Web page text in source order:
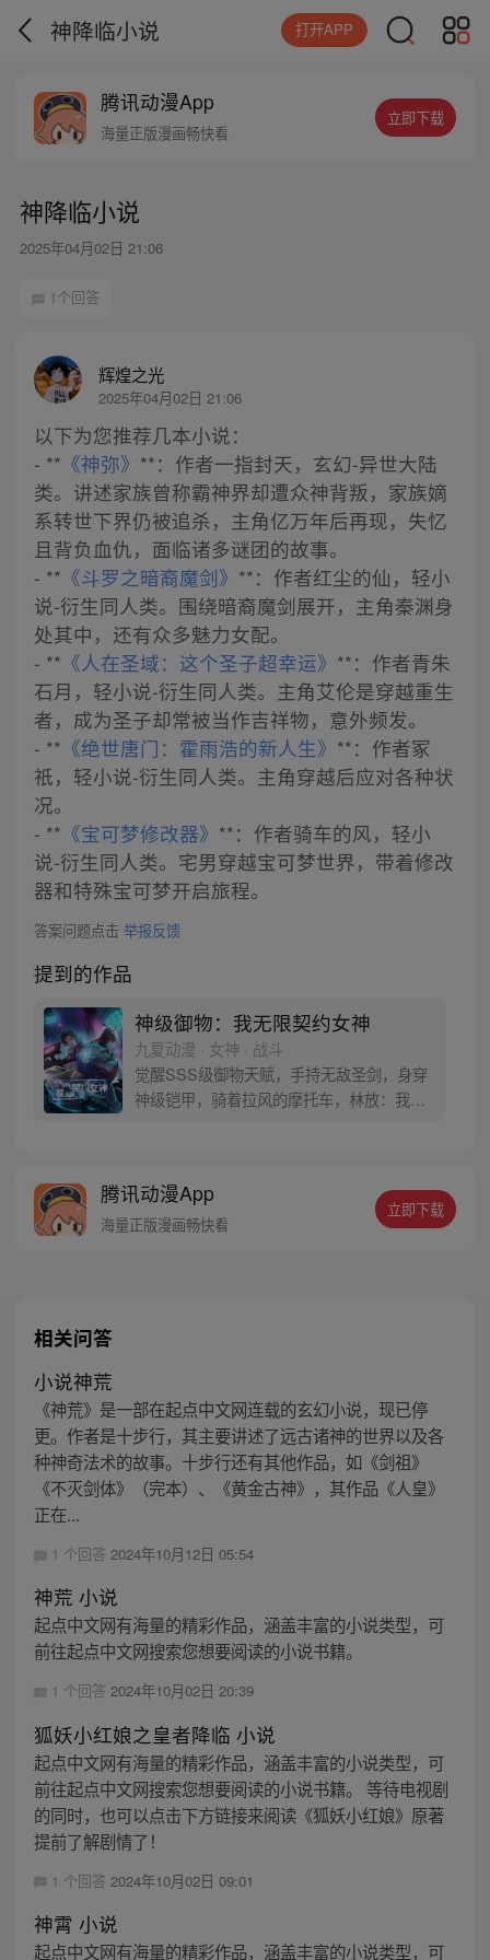
神降临小说 打开APP
腾讯动漫App
海量正版漫画畅快看
立即下载
神降临小说
2025年04月02日 21:06
1个回答
辉煌之光
2025年04月02日 21:06
以下为您推荐几本小说：
- ** 《神弥》 **：作者一指封天，玄幻-异世大陆
类。讲述家族曾称霸神界却遭众神背叛，家族嫡
系转世下界仍被追杀，主角亿万年后再现，失忆
且背负血仇，面临诸多谜团的故事。
- ** 《斗罗之暗裔魔剑》 **：作者红尘的仙，轻小
说-衍生同人类。围绕暗裔魔剑展开，主角秦渊身
处其中，还有众多魅力女配。
- ** 《人在圣域：这个圣子超幸运》 **：作者青朱
石月，轻小说-衍生同人类。主角艾伦是穿越重生
者，成为圣子却常被当作吉祥物，意外频发。
- ** 《绝世唐门：霍雨浩的新人生》 **：作者冢
祇，轻小说-衍生同人类。主角穿越后应对各种状
况。
- ** 《宝可梦修改器》 **：作者骑车的风，轻小
说-衍生同人类。宅男穿越宝可梦世界，带着修改
器和特殊宝可梦开启旅程。
答案问题点击 举报反馈
提到的作品
神级御物：我无限契约女神
九夏动漫 · 女神 · 战斗
觉醒SSS级御物天赋，手持无敌圣剑，身穿
神级铠甲，骑着拉风的摩托车，林放：我这
腾讯动漫App
海量正版漫画畅快看
立即下载
相关问答
小说神荒
《神荒》是一部在起点中文网连载的玄幻小说，现已停
更。作者是十步行，其主要讲述了远古诸神的世界以及各
种神奇法术的故事。十步行还有其他作品，如《剑祖》
《不灭剑体》（完本）、《黄金古神》，其作品《人皇》
正在...
1 个回答 2024年10月12日 05:54
神荒 小说
起点中文网有海量的精彩作品，涵盖丰富的小说类型，可
前往起点中文网搜索您想要阅读的小说书籍。
1 个回答 2024年10月02日 20:39
狐妖小红娘之皇者降临 小说
起点中文网有海量的精彩作品，涵盖丰富的小说类型，可
前往起点中文网搜索您想要阅读的小说书籍。 等待电视剧
的同时，也可以点击下方链接来阅读《狐妖小红娘》原著
提前了解剧情了！
1 个回答 2024年10月02日 09:01
神霄 小说
起点中文网有海量的精彩作品，涵盖丰富的小说类型，可